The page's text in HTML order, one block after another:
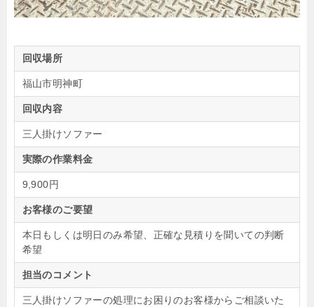
回収場所
福山市明神町
回収内容
三人掛けソファー
実際の作業料金
9,900円
お客様のご要望
本日もしくは明日のみ希望、正確な見積りを聞いての判断
希望
担当のコメント
三人掛けソファーの処理にお困りのお客様からご相談いた